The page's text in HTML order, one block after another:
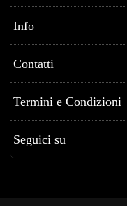
Info
Contatti
Termini e Condizioni
Seguici su